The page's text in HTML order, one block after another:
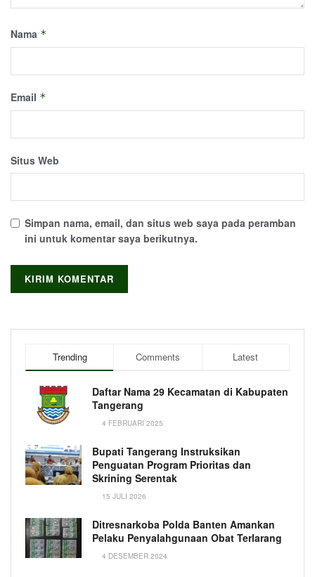
Nama *
Email *
Situs Web
Simpan nama, email, dan situs web saya pada peramban
ini untuk komentar saya berikutnya.
Trending Comments Latest
Daftar Nama 29 Kecamatan di Kabupaten
Tangerang
4 FEBRUARI 2025
Bupati Tangerang Instruksikan
Penguatan Program Prioritas dan
Skrining Serentak
15 JULI 2026
Ditresnarkoba Polda Banten Amankan
Pelaku Penyalahgunaan Obat Terlarang
4 DESEMBER 2024